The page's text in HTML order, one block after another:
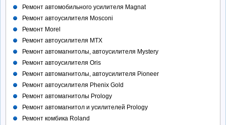
Ремонт автомобильного усилителя Magnat
Ремонт автоусилителя Mosconi
Ремонт Morel
Ремонт автоусилителя MTX
Ремонт автомагнитолы, автоусилителя Mystery
Ремонт автоусилителя Oris
Ремонт автомагнитолы, автоусилителя Pioneer
Ремонт автоусилителя Phenix Gold
Ремонт автомагнитолы Prology
Ремонт автомагнитол и усилителей Prology
Ремонт комбика Roland